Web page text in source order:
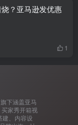
烧？亚马逊发优惠
1
下涵盖亚马
家秀开箱视
建、内容设